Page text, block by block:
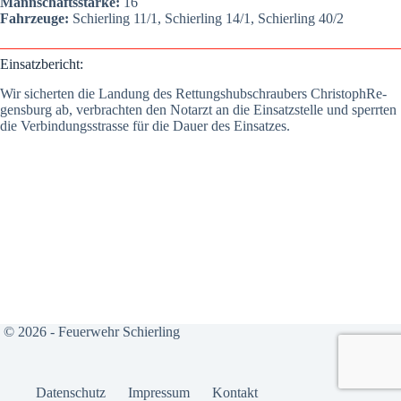
Fahr­zeu­ge: Schier­ling 11/1, Schier­ling 14/1, Schier­ling 40/2
Ein­satz­be­richt:
Wir sicher­ten die Lan­dung des Ret­tungs­hub­schrau­bers Chris­to­ph­Re­
gens­burg ab, ver­brach­ten den Not­arzt an die Ein­satz­stel­le und sperr­ten
die Ver­bin­dungs­stras­se für die Dau­er des Ein­sat­zes.
© 2026 - Feuerwehr Schierling
Daten­schutz Impres­sum Kon­takt